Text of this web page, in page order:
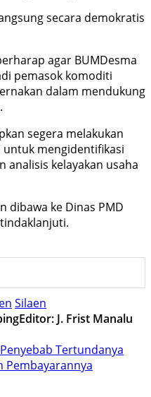
secara demokratis
agar BUMDesma
pemasok komoditi
dalam mendukung
segera melakukan
untuk mengidentifikasi
analisis kelayakan usaha
dibawa ke Dinas PMD
Silaen
Editor: J. Frist Manalu
Tertundanya
Pembayarannya